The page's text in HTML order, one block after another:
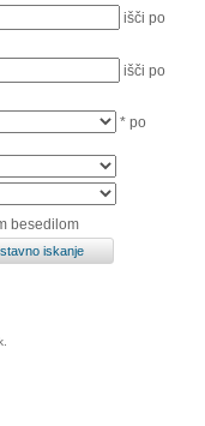
išči po
išči po
* po
besedilom